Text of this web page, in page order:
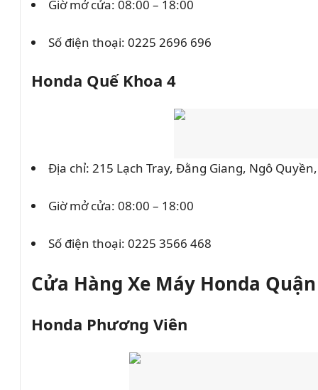
Giờ mở cửa: 08:00 – 18:00
Số điện thoại: 0225 2696 696
Honda Quế Khoa 4
Địa chỉ: 215 Lạch Tray, Đằng Giang, Ngô
Giờ mở cửa: 08:00 – 18:00
Số điện thoại: 0225 3566 468
Cửa Hàng Xe Máy Honda
Honda Phương Viên